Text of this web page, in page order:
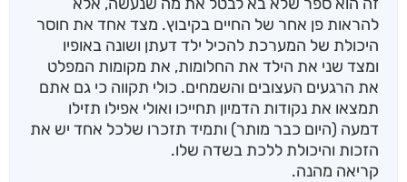
להראות פן אחר של החיים בקיבוץ. מצד אחד את חוסר
היכולת של המערכת להכיל ילד דעתן ושונה באופיו
ומצד שני את הילד את החלומות, את מקומות המפלט
את הרגעים העצובים והשמחים. כולי תקווה כי גם אתם
תמצאו את נקודות הדמיון תחייכו ואולי אפילו תזילו
דמעה (היום כבר מותר) ותמיד תזכרו שלכל אחד יש את
הזכות והיכולת ללכת בשדה שלו.
קריאה מהנה.